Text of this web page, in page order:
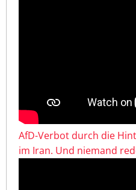
AfD-Verbot durch die
im Iran. Und niemand